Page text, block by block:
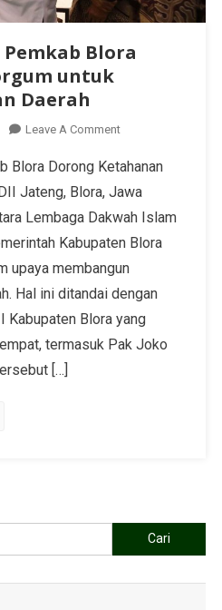
Blora
untuk
Daerah
Leave A Comment
Blora Dorong Ketahanan
Jateng, Blora, Jawa
Lembaga Dakwah Islam
Kabupaten Blora
upaya membangun
Hal ini ditandai dengan
Kabupaten Blora yang
termasuk Pak Joko
[…]